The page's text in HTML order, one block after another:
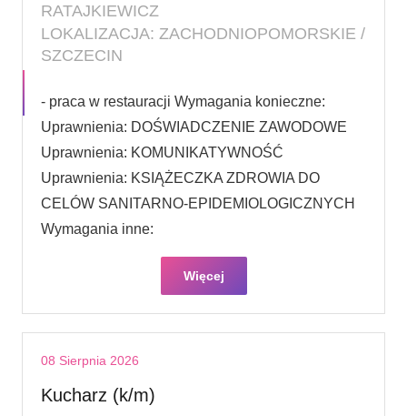
RATAJKIEWICZ
LOKALIZACJA: ZACHODNIOPOMORSKIE /
SZCZECIN
- praca w restauracji Wymagania konieczne:
Uprawnienia: DOŚWIADCZENIE ZAWODOWE
Uprawnienia: KOMUNIKATYWNOŚĆ
Uprawnienia: KSIĄŻECZKA ZDROWIA DO
CELÓW SANITARNO-EPIDEMIOLOGICZNYCH
Wymagania inne:
Więcej
08 Sierpnia 2026
Kucharz (k/m)